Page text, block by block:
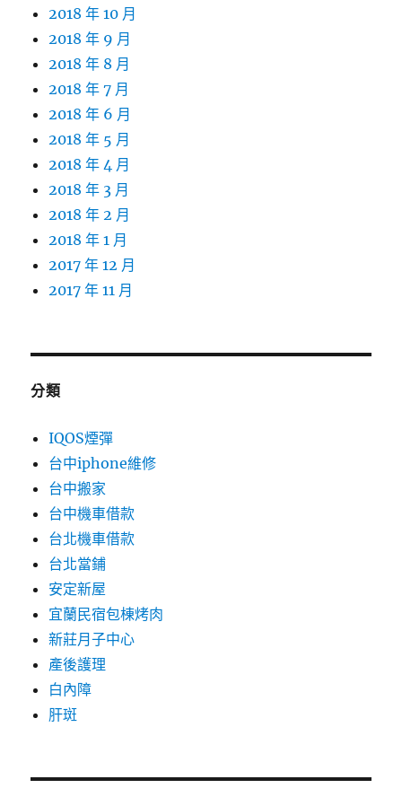
2018 年 10 月
2018 年 9 月
2018 年 8 月
2018 年 7 月
2018 年 6 月
2018 年 5 月
2018 年 4 月
2018 年 3 月
2018 年 2 月
2018 年 1 月
2017 年 12 月
2017 年 11 月
分類
IQOS煙彈
台中iphone維修
台中搬家
台中機車借款
台北機車借款
台北當鋪
安定新屋
宜蘭民宿包棟烤肉
新莊月子中心
產後護理
白內障
肝斑